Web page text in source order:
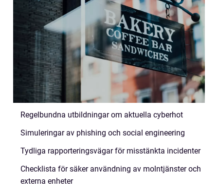
Regelbundna utbildningar om aktuella cyberhot
Simuleringar av phishing och social engineering
Tydliga rapporteringsvägar för misstänkta incidenter
Checklista för säker användning av molntjänster och
externa enheter